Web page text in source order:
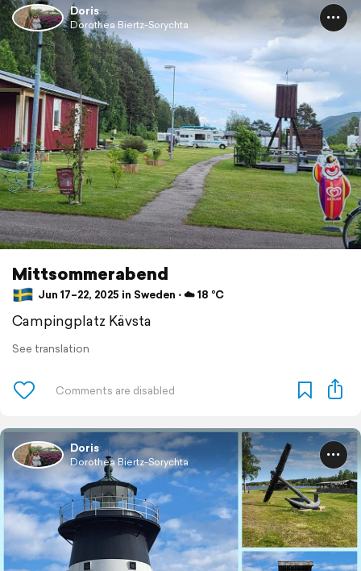
Doris
Dorothea Biertz-Sorychta
Mittsommerabend
Jun 17–22, 2025 in Sweden ⋅ ☁️ 18 °C
Campingplatz Kävsta
See translation
Doris
Dorothea Biertz-Sorychta